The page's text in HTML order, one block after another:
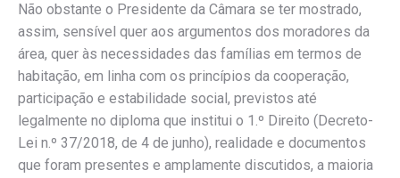
Não obstante o Presidente da Câmara se ter mostrado,
assim, sensível quer aos argumentos dos moradores da
área, quer às necessidades das famílias em termos de
habitação, em linha com os princípios da cooperação,
participação e estabilidade social, previstos até
legalmente no diploma que institui o 1.º Direito (Decreto-
Lei n.º 37/2018, de 4 de junho), realidade e documentos
que foram presentes e amplamente discutidos, a maioria